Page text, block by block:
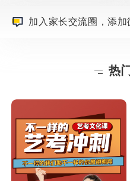
加入家长交流圈，添
热